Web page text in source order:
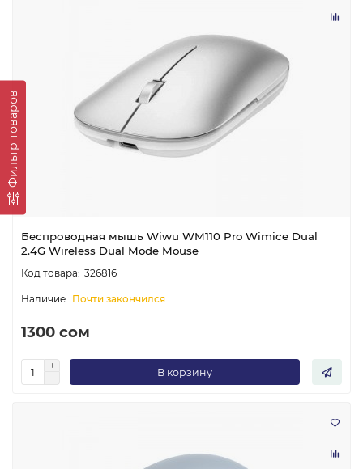
Фильтр товаров
Беспроводная мышь Wiwu WM110 Pro Wimice Dual
2.4G Wireless Dual Mode Mouse
326816
Почти закончился
1300 сом
В корзину